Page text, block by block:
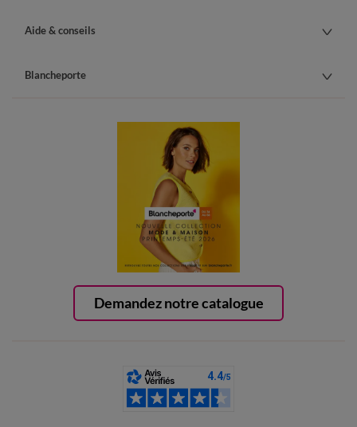
Demandez notre catalogue
Aide & conseils
Blancheporte